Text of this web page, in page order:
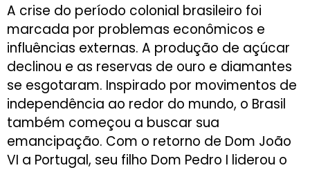
A crise do período colonial brasileiro foi
marcada por problemas econômicos e
influências externas. A produção de açúcar
declinou e as reservas de ouro e diamantes
se esgotaram. Inspirado por movimentos de
independência ao redor do mundo, o Brasil
também começou a buscar sua
emancipação. Com o retorno de Dom João
VI a Portugal, seu filho Dom Pedro I liderou o